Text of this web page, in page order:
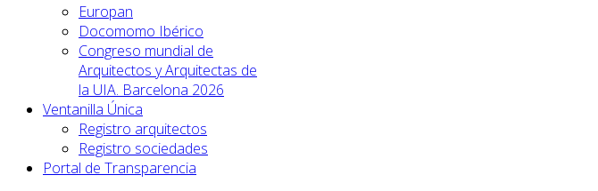
Europan
Docomomo Ibérico
Congreso mundial de
Arquitectos y Arquitectas de
la UIA. Barcelona 2026
Ventanilla Única
Registro arquitectos
Registro sociedades
Portal de Transparencia